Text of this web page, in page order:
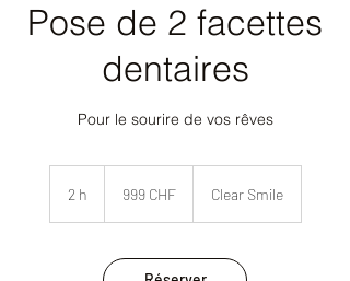
Pose de 2 facettes
dentaires
Pour le sourire de vos rêves
2 h
suisses
999 CHF Clear Smile